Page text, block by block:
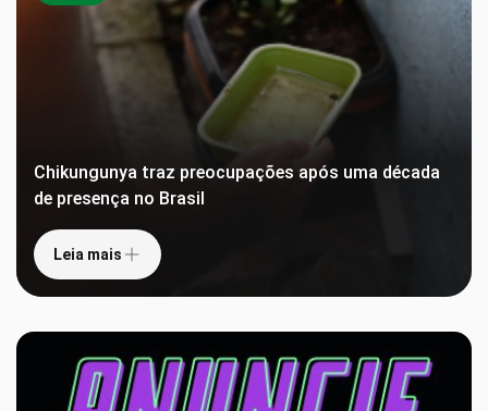
Chikungunya traz preocupações após uma década
de presença no Brasil
Leia mais